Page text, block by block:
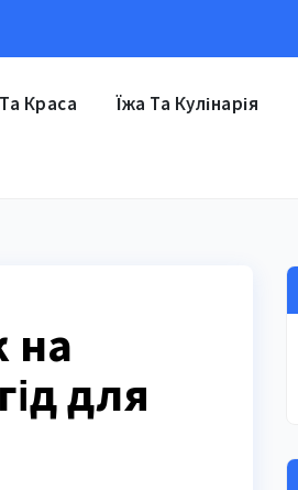
Краса Їжа Та Кулінарія
на
для